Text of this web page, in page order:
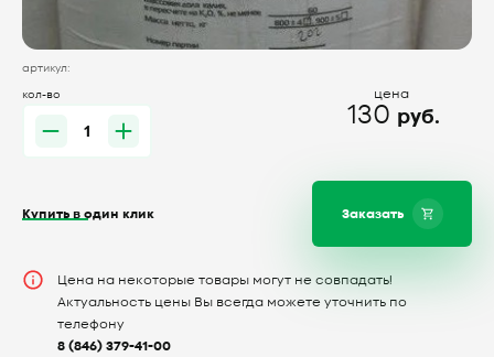
артикул:
кол-во
цена
130 руб.
Заказать
Купить в один клик
Цена на некоторые товары могут не совпадать!
Актуальность цены Вы всегда можете уточнить по
телефону
8 (846) 379-41-00